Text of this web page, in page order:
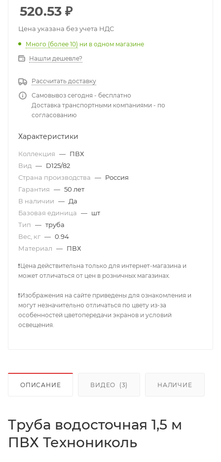
520.53 ₽
Цена указана без учета НДС
Много (более 10) ни в одном магазине
Нашли дешевле?
Рассчитать доставку
Самовывоз сегодня - бесплатно
Доставка транспортными компаниями - по
согласованию
Характеристики
Коллекция — ПВХ
Вид — D125/82
Страна производства — Россия
Гарантия — 50 лет
В наличии — Да
Базовая единица — шт
Тип — труба
Вес, кг — 0.94
Материал — ПВХ
❗Цена действительна только для интернет-магазина и
может отличаться от цен в розничных магазинах.
❗Изображения на сайте приведены для ознакомления и
могут незначительно отличаться по цвету из-за
особенностей цветопередачи экранов и условий
освещения.
ОПИСАНИЕ ВИДЕО (3) НАЛИЧИЕ
Труба водосточная 1,5 м
ПВХ Технониколь